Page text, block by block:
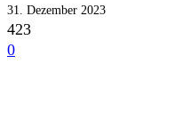
31. Dezember 2023
423
0